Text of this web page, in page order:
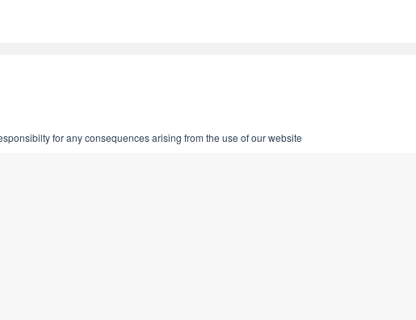
for any consequences arising from the use of our website